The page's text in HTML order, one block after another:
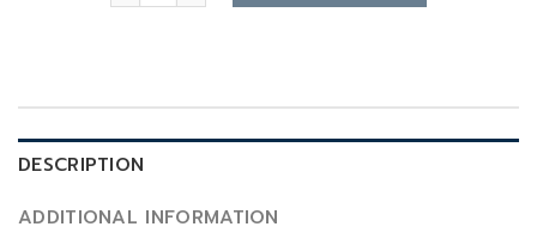
DESCRIPTION
ADDITIONAL INFORMATION